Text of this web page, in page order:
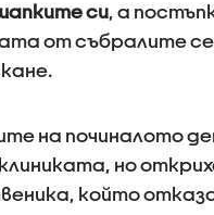
си, а
от събралите се
на починалото
но
който